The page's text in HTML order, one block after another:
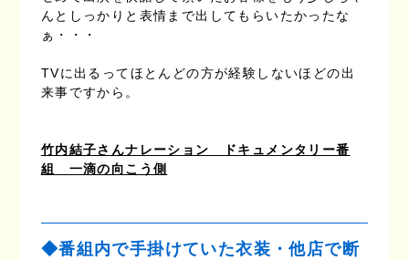
んとしっかりと表情まで出してもらいたかったな
ぁ・・・
TVに出るってほとんどの方が経験しないほどの出
来事ですから。
竹内結子さんナレーション ドキュメンタリー番
組 一滴の向こう側
◆番組内で手掛けていた衣装・他店で断